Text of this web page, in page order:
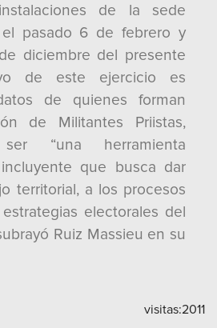
de la sede
el pasado 6 de febrero y
diciembre del presente
de este ejercicio es
de quienes forman
de Militantes Priistas,
“una herramienta
que busca dar
territorial, a los procesos
electorales del
Ruiz Massieu en su
visitas:2011